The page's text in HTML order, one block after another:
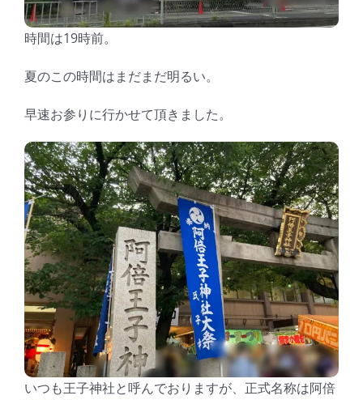
時間は19時前。
夏のこの時間はまだまだ明るい。
早速お参りに行かせて頂きました。
いつも王子神社と呼んでおりますが、正式名称は阿倍